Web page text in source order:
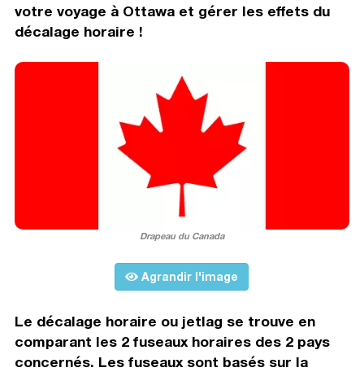
votre voyage à Ottawa et gérer les effets du
décalage horaire !
Drapeau du Canada
Agrandir l'image
Le décalage horaire ou jetlag se trouve en
comparant les 2 fuseaux horaires des 2 pays
concernés. Les fuseaux sont basés sur la